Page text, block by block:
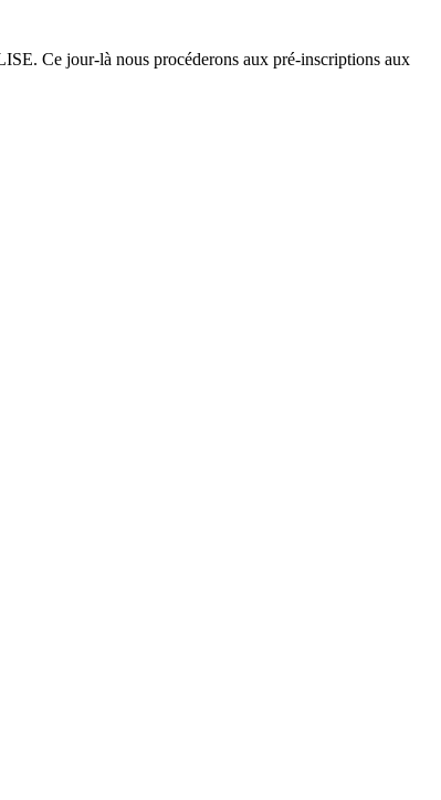
Ce jour-là nous procéderons aux pré-inscriptions aux